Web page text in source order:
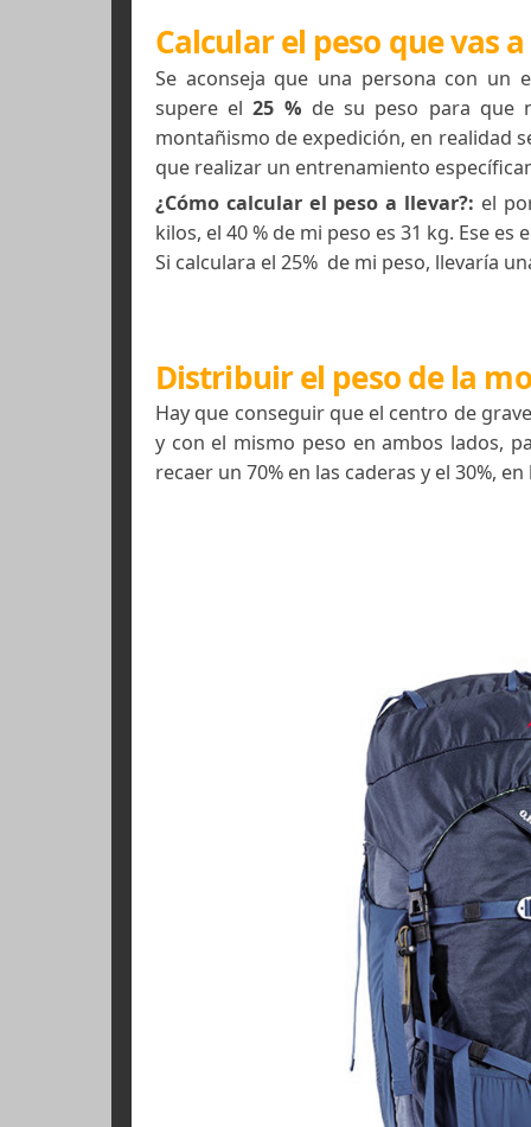
Llevar lo necesario
Es normal que el que comienza
usar. Es positivo tener
mismo tiempo ir lo más ligeros
ascensión como en la escalada.
supere el25 %de su peso para
montañismo de expedición, en
que realizar un entrenamiento
¿Cómo calcular el peso a llevar?:
Distribuir el peso de
Hay que conseguir que el centro
y con el mismo peso en ambos
recaer un 70% en las caderas y el